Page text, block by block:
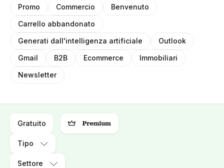
Promo Commercio
Benvenuto
Carrello abbandonato
Generati dall'intelligenza artificiale
Outlook
Gmail
B2B Ecommerce
Immobiliari
Newsletter
Gratuito
Tipo
Settore